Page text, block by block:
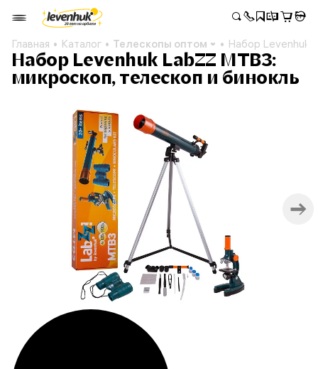
Главная Каталог Телескопы оптом Набор Levenhuk
Набор Levenhuk LabZZ MTВ3:
микроскоп, телескоп и бинокль